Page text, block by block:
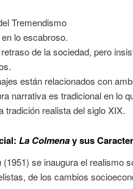
Tremendismo
lo escabroso.
de la sociedad, pero
están relacionados con
narrativa es tradicional en lo
tradición realista del siglo XIX.
La Colmenay sus
(1951) se inaugura el realismo
de los cambios